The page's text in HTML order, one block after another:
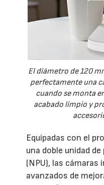
El diámetro de 120
perfectamente una
cuando se monta
acabado limpio y
Equipadas con el
una doble unidad
(NPU), las
avanzados de